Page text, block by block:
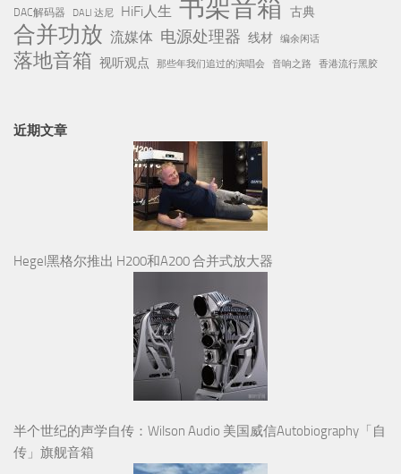
DAC解码器 DALI 达尼 HiFi人生 书架音箱 古典
合并功放 流媒体 电源处理器 线材 编余闲话
落地音箱 视听观点 那些年我们追过的演唱会 音响之路 香港流行黑胶
近期文章
Hegel黑格尔推出 H200和A200 合并式放大器
半个世纪的声学自传：Wilson Audio 美国威信Autobiography「自
传」旗舰音箱